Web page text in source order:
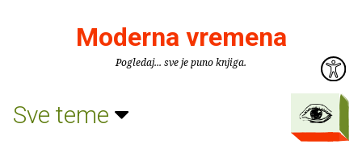
Moderna vremena
Pogledaj... sve je puno knjiga.
Sve teme